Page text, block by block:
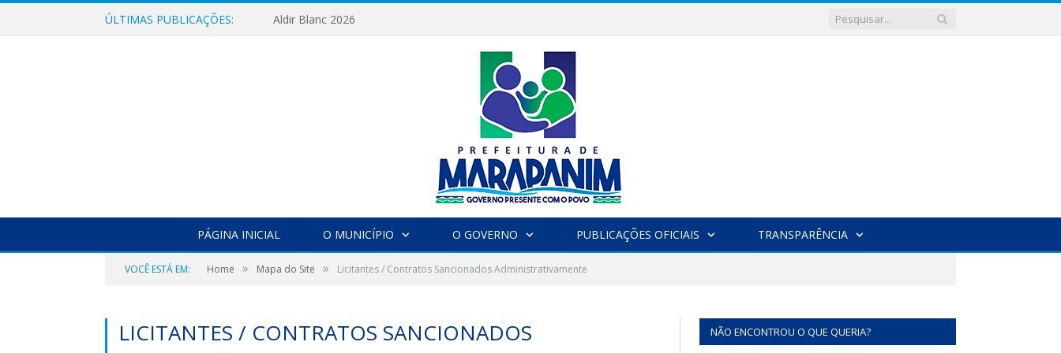
ÚLTIMAS PUBLICAÇÕES: Aldir Blanc 2026
PÁGINA INICIAL O MUNICÍPIO O GOVERNO PUBLICAÇÕES OFICIAIS TRANSPARÊNCIA
VOCÊ ESTÁ EM: Home » Mapa do Site » Licitantes / Contratos Sancionados Administrativamente
LICITANTES / CONTRATOS SANCIONADOS
NÃO ENCONTROU O QUE QUERIA?